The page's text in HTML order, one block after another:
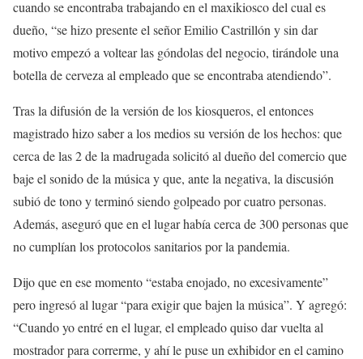
cuando se encontraba trabajando en el maxikiosco del cual es
dueño, “se hizo presente el señor Emilio Castrillón y sin dar
motivo empezó a voltear las góndolas del negocio, tirándole una
botella de cerveza al empleado que se encontraba atendiendo”.
Tras la difusión de la versión de los kiosqueros, el entonces
magistrado hizo saber a los medios su versión de los hechos: que
cerca de las 2 de la madrugada solicitó al dueño del comercio que
baje el sonido de la música y que, ante la negativa, la discusión
subió de tono y terminó siendo golpeado por cuatro personas.
Además, aseguró que en el lugar había cerca de 300 personas que
no cumplían los protocolos sanitarios por la pandemia.
Dijo que en ese momento “estaba enojado, no excesivamente”
pero ingresó al lugar “para exigir que bajen la música”. Y agregó:
“Cuando yo entré en el lugar, el empleado quiso dar vuelta al
mostrador para correrme, y ahí le puse un exhibidor en el camino